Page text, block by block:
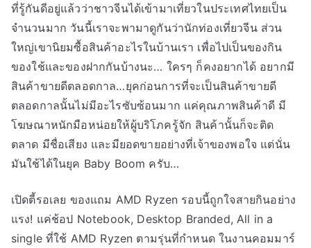
ที่รู้กันดีอยู่แล้วว่าชาวจีนได้เข้ามาเที่ยวในประเทศไทยเป็น
จำนวนมาก วันนี้เราจะพามาดูกันว่านักท่องเที่ยวจีน ส่วน
ใหญ่เขานิยมซื้อสินค้าอะไรในบ้านเรา เพื่อไปเป็นของกิน
ของใช้และของฝากกันบ้างนะ… ใครๆ ก็คงอยากได้ อยากมี
สินค้าขายดีตลอดกาล…ยุคก่อนการที่จะเป็นสินค้าขายดี
ตลอดกาลนั้นไม่มีอะไรซับซ้อนมาก แค่คุณภาพสินค้าดี มี
โฆษณาหนักมือหน่อยให้ผู้บริโภครู้จัก สินค้านั้นก็จะติด
ตลาด มีชื่อเสียง และมียอดขายอย่างที่เจ้าของพอใจ แต่นั่น
มันใช้ได้ในยุค Baby Boom ครับ…
เปิดตี้รอเลย ของแถม AMD Ryzen รอบนี้ถูกใจสายกินอย่าง
แรง! แค่ช้อป Notebook, Desktop Branded, All in a
single ที่ใช้ AMD Ryzen ตามรุ่นที่กำหนด ในงานคอมมาร์